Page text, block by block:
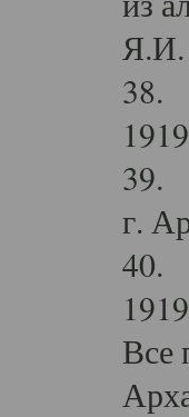
Я.И.
38.
39.
г.
40.
Все